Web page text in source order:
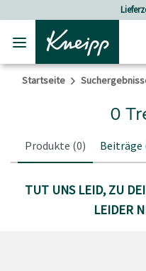
Startseite
0
Produkte (0) Beiträge
TUT UNS LEID, ZU
LEIDER